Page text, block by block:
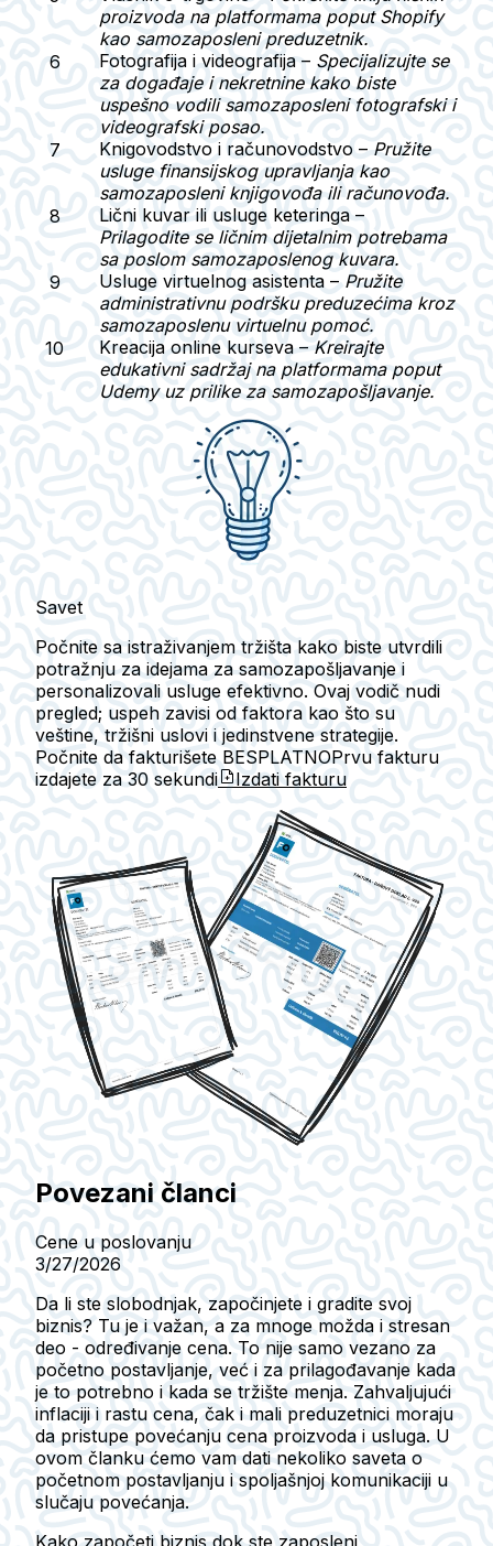
proizvoda na platformama poput Shopify
kao samozaposleni preduzetnik.
Fotografija i videografija – Specijalizujte se
za događaje i nekretnine kako biste
uspešno vodili samozaposleni fotografski i
videografski posao.
Knigovodstvo i računovodstvo – Pružite
usluge finansijskog upravljanja kao
samozaposleni knjigovođa ili računovođa.
Lični kuvar ili usluge keteringa –
Prilagodite se ličnim dijetalnim potrebama
sa poslom samozaposlenog kuvara.
Usluge virtuelnog asistenta – Pružite
administrativnu podršku preduzećima kroz
samozaposlenu virtuelnu pomoć.
Kreacija online kurseva – Kreirajte
edukativni sadržaj na platformama poput
Udemy uz prilike za samozapošljavanje.
Savet
Počnite sa istraživanjem tržišta kako biste utvrdili
potražnju za idejama za samozapošljavanje i
personalizovali usluge efektivno. Ovaj vodič nudi
pregled; uspeh zavisi od faktora kao što su
veštine, tržišni uslovi i jedinstvene strategije.
Počnite da fakturišete BESPLATNOPrvu fakturu
izdajete za 30 sekundi Izdati fakturu
Povezani članci
Cene u poslovanju
3/27/2026
Da li ste slobodnjak, započinjete i gradite svoj
biznis? Tu je i važan, a za mnoge možda i stresan
deo - određivanje cena. To nije samo vezano za
početno postavljanje, već i za prilagođavanje kada
je to potrebno i kada se tržište menja. Zahvaljujući
inflaciji i rastu cena, čak i mali preduzetnici moraju
da pristupe povećanju cena proizvoda i usluga. U
ovom članku ćemo vam dati nekoliko saveta o
početnom postavljanju i spoljašnjoj komunikaciji u
slučaju povećanja.
Kako započeti biznis dok ste zaposleni